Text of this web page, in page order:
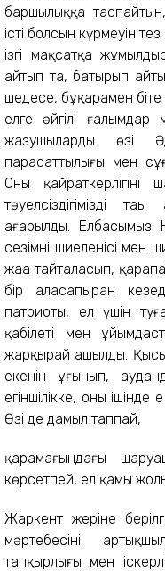
баршылыққа
істің болсын күрмеуін
ізгі мақсатқа
айтып та, батырып
шеңдесе, бұқарамен біте
елге әйгілі
жазушылардың өзі
парасаттылығы мен
Оның
тәуелсіздігіміздің
аңғарылды.
сезімнің шиеленісі
жаңа тайталасып,
бір аласапыран
патриоты, ел үшін
қабілеті мен
жарқырай ашылды.
екенін ұғынып,
егіншілікке, оның ішінде
Өзі де дамыл таппай,
қарамағындағы
көрсетпей, ел қамы
Жаркент жеріне
мәртебесінің
тапқырлығы мен